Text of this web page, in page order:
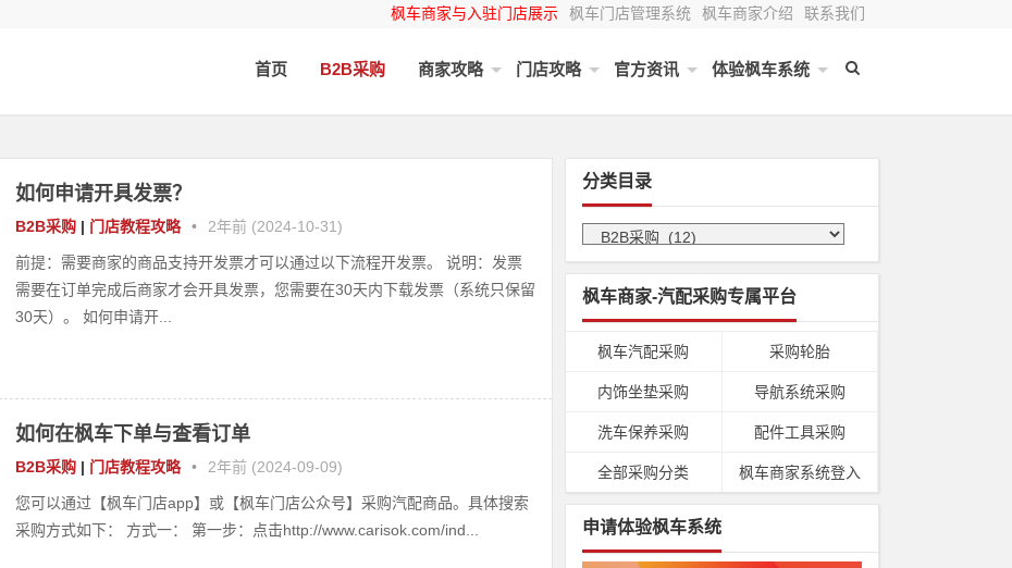
枫车商家与入驻门店展示 枫车门店管理系统 枫车商家介绍 联系我们
首页 B2B采购 商家攻略 门店攻略 官方资讯 体验枫车系统
如何申请开具发票？
B2B采购 | 门店教程攻略 • 2年前 (2024-10-31)
前提：需要商家的商品支持开发票才可以通过以下流程开发票。 说明：发票
需要在订单完成后商家才会开具发票，您需要在30天内下载发票（系统只保留
30天）。 如何申请开...
如何在枫车下单与查看订单
B2B采购 | 门店教程攻略 • 2年前 (2024-09-09)
您可以通过【枫车门店app】或【枫车门店公众号】采购汽配商品。具体搜索
采购方式如下： 方式一： 第一步：点击http://www.carisok.com/ind...
分类目录
枫车商家-汽配采购专属平台
枫车汽配采购 采购轮胎
内饰坐垫采购 导航系统采购
洗车保养采购 配件工具采购
全部采购分类 枫车商家系统登入
申请体验枫车系统